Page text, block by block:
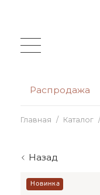
Распродажа
Главная Каталог
Назад
Новинка